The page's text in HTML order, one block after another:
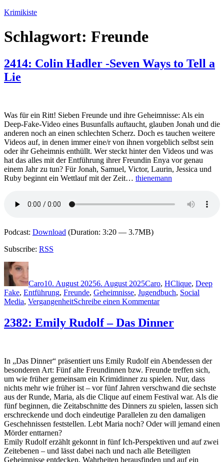
Zum
springen
Krimikiste
Schlagwort: Freunde
2414: Colin Hadler -Seven Ways to Tell a
Lie
Was für ein Ritt! Sieben Freunde und ihre Geheimnisse: Als ein
Deep-Fake-Video eines Busunfalls auftaucht, glauben Jonah und die
anderen noch an einen schlechten Scherz. Doch es tauchen weitere
Videos auf, in denen immer eine/r von ihnen vorgeblich selbst sein
oder ihr Geheimnis enthüllt. Wer steckt hinter den Videos und was
hat das alles mit der Entführung ihrer Freundin Enya vor genau
einem Jahr zu tun? Für Jonah, Samuel, Victor, Laurin, Jessica und
Ruby beginnt ein Wettlauf mit der Zeit… thienemann
Podcast: Download (Duration: 3:20 — 3.7MB)
Subscribe: RSS
Autor
Caro10. August 20256. August 2025Caro, HClique, Deep
Fake, Entführung, Freunde, Geheimnisse, Jugendbuch, Social
Media, VergangenheitSchreibe einen Kommentarzu
Hadler
to
Tell
a
Lie
2382: Emily Rudolf – Das Dinner
In „Das Dinner“ präsentiert uns Emily Rudolf ein Abendessen der
besonderen Art: Fünf alte Freundinnen bzw. Freunde treffen sich,
um wie früher gemeinsam ein Krimidinner zu spielen. Nur, dass
nichts mehr wie früher ist – vor fünf Jahren verschwand die sechste
aus der Runde, Maria, als die Clique auf einem Festival war. Als die
fünf beginnen, die Zeitabschnitte des Dinners zu spielen, lassen sich
erschreckende und doch eindeutige Parallelen zu den damaligen
Geschehnissen feststellen. Lebt Maria noch? Oder will jemand einen
Mörder enttarnen?
Emily Rudolf erzählt gekonnt in fünf Ich-Perspektiven und auf zwei
Zeitebenen – und lässt dabei nach und nach alle Beteiligten
Geheimnisse entdecken, Wahrheiten herausfinden und auf ein